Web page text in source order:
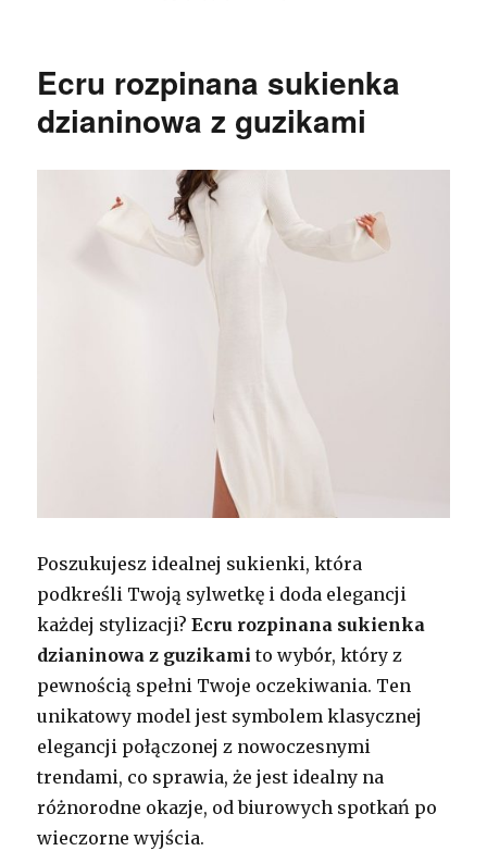
Ecru rozpinana sukienka
dzianinowa z guzikami
Poszukujesz idealnej sukienki, która
podkreśli Twoją sylwetkę i doda elegancji
każdej stylizacji?Ecru rozpinana sukienka
dzianinowa z guzikami to wybór, który z
pewnością spełni Twoje oczekiwania. Ten
unikatowy model jest symbolem klasycznej
elegancji połączonej z nowoczesnymi
trendami, co sprawia, że jest idealny na
różnorodne okazje, od biurowych spotkań po
wieczorne wyjścia.